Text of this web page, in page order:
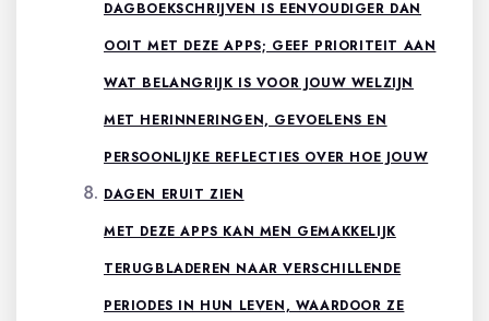
DAGBOEKSCHRIJVEN IS EENVOUDIGER DAN
OOIT MET DEZE APPS; GEEF PRIORITEIT AAN
WAT BELANGRIJK IS VOOR JOUW WELZIJN
MET HERINNERINGEN, GEVOELENS EN
PERSOONLIJKE REFLECTIES OVER HOE JOUW
DAGEN ERUIT ZIEN
MET DEZE APPS KAN MEN GEMAKKELIJK
TERUGBLADEREN NAAR VERSCHILLENDE
PERIODES IN HUN LEVEN, WAARDOOR ZE